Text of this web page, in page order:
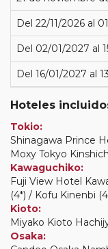
Del 22/11/2026 al
Del 02/01/2027 al
Del 16/01/2027 al
Hoteles
Tokio:
Shinagawa Prince
Moxy Tokyo
Kawaguchiko:
Fuji View Hotel
(4*) / Kofu Kinenbi
Kioto:
Miyako Kioto
Osaka: